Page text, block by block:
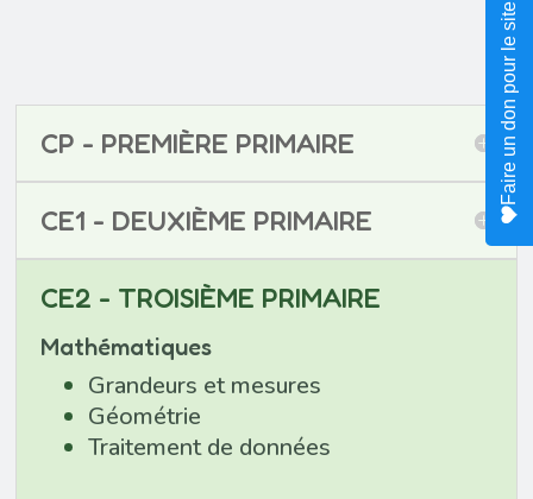
CP - PREMIÈRE PRIMAIRE
CE1 - DEUXIÈME PRIMAIRE
CE2 - TROISIÈME PRIMAIRE
Mathématiques
Grandeurs et mesures
Géométrie
Traitement de données
Faire un don pour le site